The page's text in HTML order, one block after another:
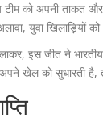
टीम को अपनी ताकत
युवा खिलाड़ियों
इस जीत ने
खेल को सुधारती है,